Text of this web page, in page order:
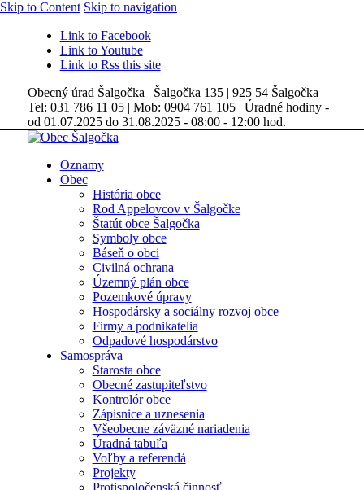
Skip to Content Skip to navigation
Link to Facebook
Link to Youtube
Link to Rss this site
Obecný úrad Šalgočka | Šalgočka 135 | 925 54 Šalgočka |
Tel: 031 786 11 05 | Mob: 0904 761 105 | Úradné hodiny -
od 01.07.2025 do 31.08.2025 - 08:00 - 12:00 hod.
Oznamy
Obec
História obce
Rod Appelovcov v Šalgočke
Štatút obce Šalgočka
Symboly obce
Báseň o obci
Civilná ochrana
Územný plán obce
Pozemkové úpravy
Hospodársky a sociálny rozvoj obce
Firmy a podnikatelia
Odpadové hospodárstvo
Samospráva
Starosta obce
Obecné zastupiteľstvo
Kontrolór obce
Zápisnice a uznesenia
Všeobecne záväzné nariadenia
Úradná tabuľa
Voľby a referendá
Projekty
Protispoločenská činnosť